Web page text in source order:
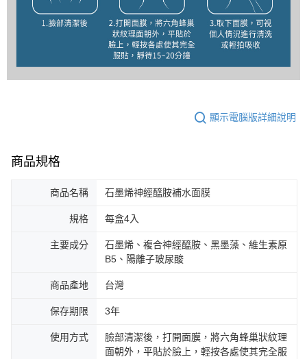
顯示電腦版詳細說明
商品規格
商品名稱 石墨烯神經醯胺補水面膜
規格 每盒4入
主要成分
石墨烯、複合神經醯胺、黑墨藻、維生素原
B5、陽離子玻尿酸
商品產地 台灣
保存期限 3年
使用方式
臉部清潔後，打開面膜，將六角蜂巢狀紋理
面朝外，平貼於臉上，輕按各處使其完全服